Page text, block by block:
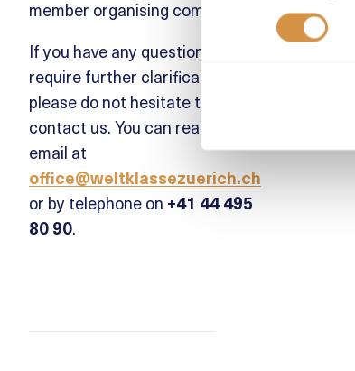
member organising committee.
If you have any questions or
require further clarification,
please do not hesitate to
contact us. You can reach us by
email at
office@weltklassezuerich.ch
or by telephone on +41 44 495
80 90.